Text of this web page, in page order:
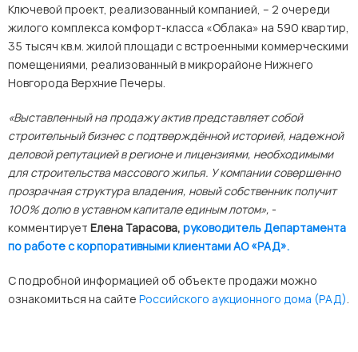
Ключевой проект, реализованный компанией, – 2 очереди
жилого комплекса комфорт-класса «Облака» на 590 квартир,
35 тысяч кв.м. жилой площади с встроенными коммерческими
помещениями, реализованный в микрорайоне Нижнего
Новгорода Верхние Печеры.
«Выставленный на продажу актив представляет собой
строительный бизнес с подтверждённой историей, надежной
деловой репутацией в регионе и лицензиями, необходимыми
для строительства массового жилья. У компании совершенно
прозрачная структура владения, новый собственник получит
100% долю в уставном капитале единым лотом», -
комментирует Елена Тарасова, руководитель Департамента
по работе с корпоративными клиентами АО «РАД».
С подробной информацией об объекте продажи можно
ознакомиться на сайте Российского аукционного дома (РАД)